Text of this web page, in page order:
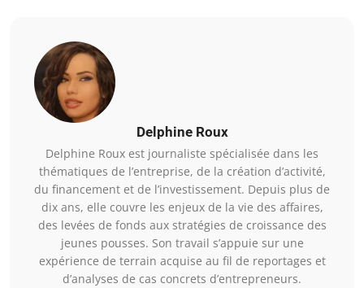
Delphine Roux
Delphine Roux est journaliste spécialisée dans les
thématiques de l’entreprise, de la création d’activité,
du financement et de l’investissement. Depuis plus de
dix ans, elle couvre les enjeux de la vie des affaires,
des levées de fonds aux stratégies de croissance des
jeunes pousses. Son travail s’appuie sur une
expérience de terrain acquise au fil de reportages et
d’analyses de cas concrets d’entrepreneurs.